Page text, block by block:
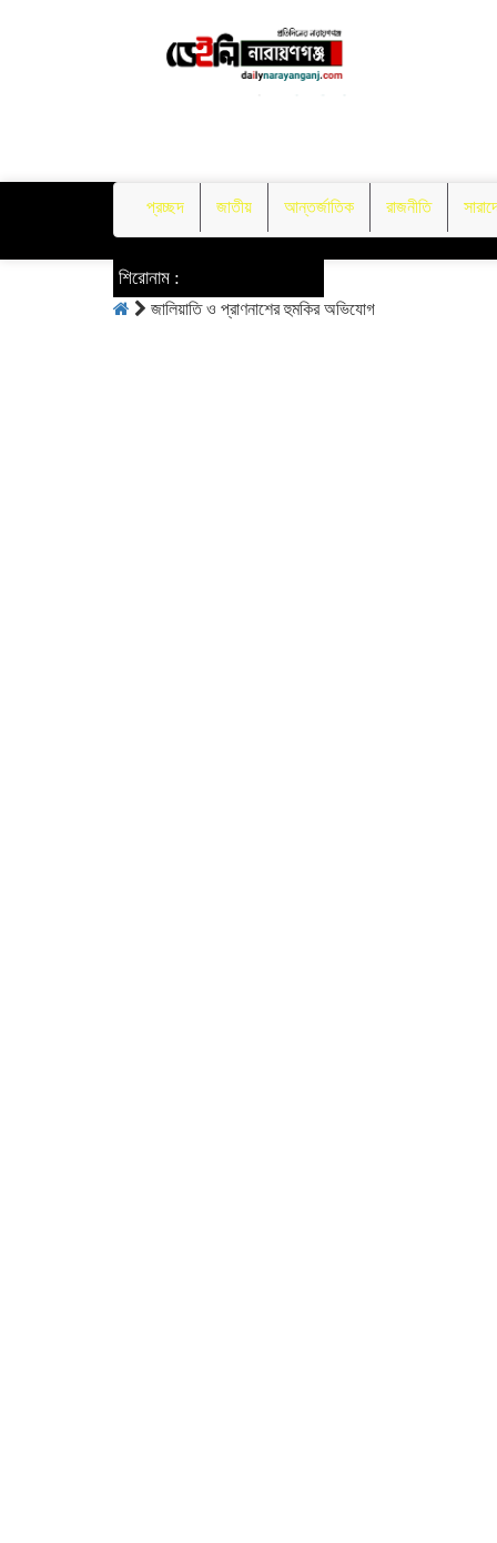
প্রচ্ছদ জাতীয় আন্তর্জাতিক রাজনীতি
শিরোনাম :
জালিয়াতি ও প্রাণনাশের হুমকির অভিযোগ